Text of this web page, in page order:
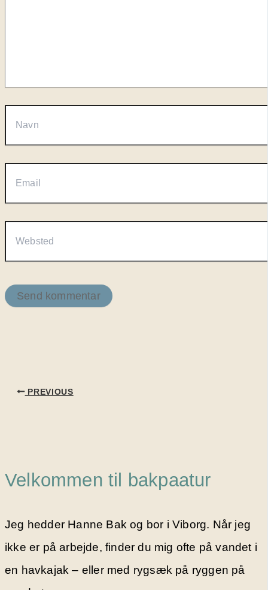
PREVIOUS
Velkommen til bakpaatur
Jeg hedder Hanne Bak og bor i Viborg. Når jeg
ikke er på arbejde, finder du mig ofte på vandet i
en havkajak – eller med rygsæk på ryggen på